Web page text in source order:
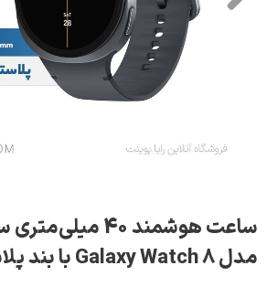
ساعت هوشمند 40
مدل Galaxy Watch 8 با بند پلاستیکی